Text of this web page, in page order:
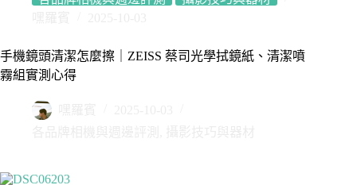
手機鏡頭清潔怎麼擦｜ZEISS 蔡司光學拭鏡紙、清潔噴
霧組實測心得